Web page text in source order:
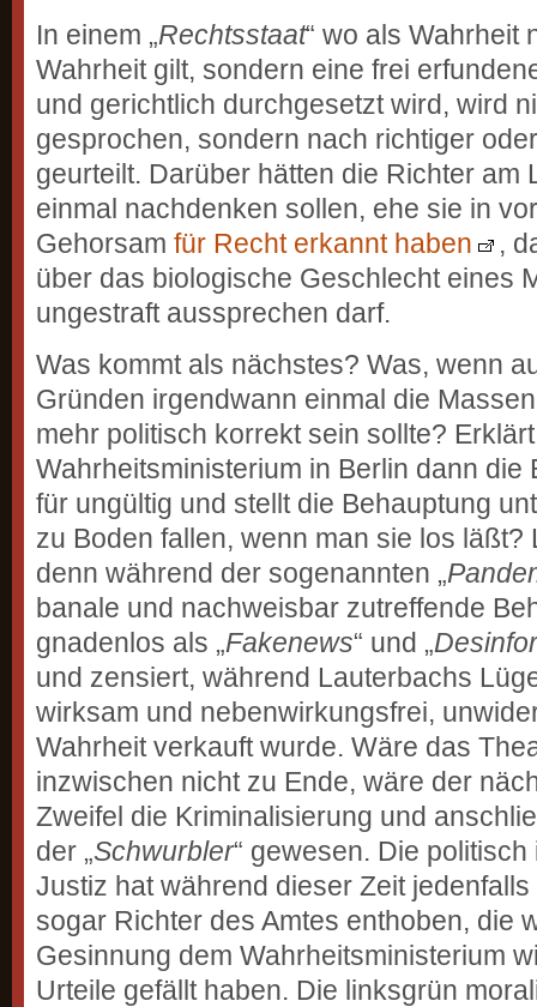
In einem „Rechtsstaat“ wo als Wahrheit
Wahrheit gilt, sondern eine frei
und gerichtlich durchgesetzt wird, wird
gesprochen, sondern nach richtiger
geurteilt. Darüber hätten die Richter am
einmal nachdenken sollen, ehe sie in
Gehorsam für Recht erkannt haben
,
über das biologische Geschlecht eines
ungestraft aussprechen darf.
Was kommt als nächstes? Was, wenn
Gründen irgendwann einmal die
mehr politisch korrekt sein sollte?
Wahrheitsministerium in Berlin dann die
für ungültig und stellt die Behauptung
zu Boden fallen, wenn man sie los läßt?
denn während der sogenannten „
banale und nachweisbar zutreffende
gnadenlos als „Fakenews“ und „
und zensiert, während Lauterbachs
wirksam und nebenwirkungsfrei,
Wahrheit verkauft wurde. Wäre das
inzwischen nicht zu Ende, wäre der
Zweifel die Kriminalisierung und
der „Schwurbler“ gewesen. Die
Justiz hat während dieser Zeit
sogar Richter des Amtes enthoben, die
Gesinnung dem Wahrheitsministerium
Urteile gefällt haben. Die linksgrün